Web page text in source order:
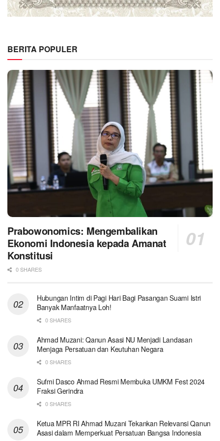
BERITA POPULER
Prabowonomics: Mengembalikan
Ekonomi Indonesia kepada Amanat
Konstitusi
0 SHARES
Hubungan Intim di Pagi Hari Bagi Pasangan Suami Istri
Banyak Manfaatnya Loh!
0 SHARES
Ahmad Muzani: Qanun Asasi NU Menjadi Landasan
Menjaga Persatuan dan Keutuhan Negara
0 SHARES
Sufmi Dasco Ahmad Resmi Membuka UMKM Fest 2024
Fraksi Gerindra
0 SHARES
Ketua MPR RI Ahmad Muzani Tekankan Relevansi Qanun
Asasi dalam Memperkuat Persatuan Bangsa Indonesia